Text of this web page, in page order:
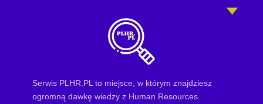
Serwis PLHR.PL to miejsce, w którym znajdziesz
ogromną dawkę wiedzy z Human Resources.